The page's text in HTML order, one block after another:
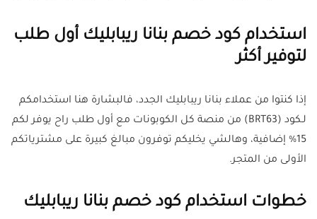
استخدام كود خصم بنانا ريبابليك أول طلب
لتوفير أكثر
إذا كنتوا من عملاء بنانا ريبابليك الجدد، فالبشارة هنا استخدامكم
لـكود (BRT63) من منصة كل الكوبونات مع أول طلب راح يوفر لكم
15% إضافية، وهالشي يخليكم توفرون مبالغ كبيرة على مشترياتكم
الأولى من المتجر.
خطوات استخدام كود خصم بنانا ريبابليك